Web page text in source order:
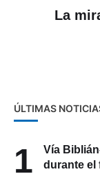
La
ÚLTIMAS
1
Vía
durante el